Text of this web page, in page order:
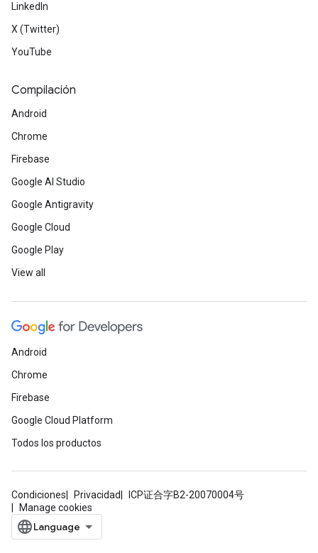
LinkedIn
X (Twitter)
YouTube
Compilación
Android
Chrome
Firebase
Google AI Studio
Google Antigravity
Google Cloud
Google Play
View all
Android
Chrome
Firebase
Google Cloud Platform
Todos los productos
Condiciones Privacidad
ICP证合字B2-20070004号
Manage cookies